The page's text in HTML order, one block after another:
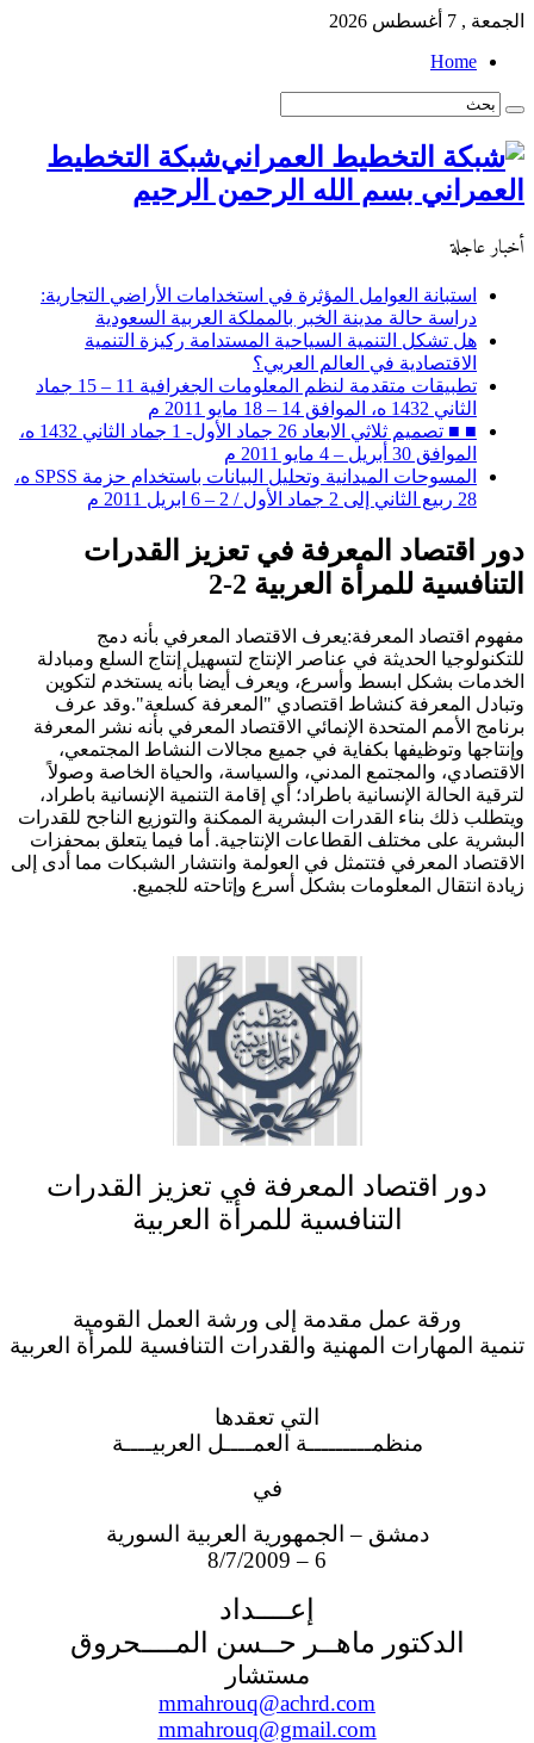
الجمعة , 7 أغسطس 2026
Home
شبكة التخطيط
العمراني بسم الله الرحمن الرحيم
أخبار عاجلة
استبانة العوامل المؤثرة في استخدامات الأراضي التجارية:
دراسة حالة مدينة الخبر بالمملكة العربية السعودية
هل تشكل التنمية السياحية المستدامة ركيزة التنمية
الاقتصادية في العالم العربي؟
تطبيقات متقدمة لنظم المعلومات الجغرافية 11 – 15 جماد
الثاني 1432 ه، الموافق 14 – 18 مايو 2011 م
■ ■ تصميم ثلاثي الابعاد 26 جماد الأول- 1 جماد الثاني 1432 ه،
الموافق 30 أبريل – 4 مايو 2011 م
المسوحات الميدانية وتحليل البيانات باستخدام حزمة SPSS ه،
28 ربيع الثاني إلى 2 جماد الأول / 2 – 6 ابريل 2011 م
دور اقتصاد المعرفة في تعزيز القدرات
التنافسية للمرأة العربية 2-2
مفهوم اقتصاد المعرفة:يعرف الاقتصاد المعرفي بأنه دمج
للتكنولوجيا الحديثة في عناصر الإنتاج لتسهيل إنتاج السلع ومبادلة
الخدمات بشكل ابسط وأسرع، ويعرف أيضا بأنه يستخدم لتكوين
وتبادل المعرفة كنشاط اقتصادي "المعرفة كسلعة".وقد عرف
برنامج الأمم المتحدة الإنمائي الاقتصاد المعرفي بأنه نشر المعرفة
وإنتاجها وتوظيفها بكفاية في جميع مجالات النشاط المجتمعي،
الاقتصادي، والمجتمع المدني، والسياسة، والحياة الخاصة وصولاً
لترقية الحالة الإنسانية باطراد؛ أي إقامة التنمية الإنسانية باطراد،
ويتطلب ذلك بناء القدرات البشرية الممكنة والتوزيع الناجح للقدرات
البشرية على مختلف القطاعات الإنتاجية. أما فيما يتعلق بمحفزات
الاقتصاد المعرفي فتتمثل في العولمة وانتشار الشبكات مما أدى إلى
زيادة انتقال المعلومات بشكل أسرع وإتاحته للجميع.
دور اقتصاد المعرفة في تعزيز القدرات
التنافسية للمرأة العربية
ورقة عمل مقدمة إلى ورشة العمل القومية
تنمية المهارات المهنية والقدرات التنافسية للمرأة العربية
التي تعقدها
منظمـــــــــة العمــــل العربيــــة
في
دمشق – الجمهورية العربية السورية
6 – 8/7/2009
إعــــداد
الدكتور ماهــر حــسن المــــحروق
مستشار
mmahrouq@achrd.com
mmahrouq@gmail.com